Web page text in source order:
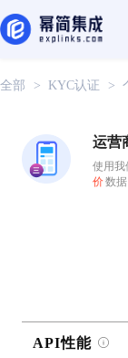
全部 > KYC认证 >
运营
使用我
价数
API性能